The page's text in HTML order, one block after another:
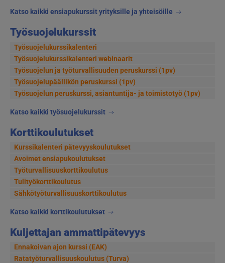
Katso kaikki ensiapukurssit yrityksille ja yhteisöille
Työsuojelukurssit
Työsuojelukurssikalenteri
Työsuojelukurssikalenteri webinaarit
Työsuojelun ja työturvallisuuden peruskurssi (1pv)
Työsuojelupäällikön peruskurssi (1pv)
Työsuojelun peruskurssi, asiantuntija- ja toimistotyö (1pv)
Katso kaikki työsuojelukurssit
Korttikoulutukset
Kurssikalenteri pätevyyskoulutukset
Avoimet ensiapukoulutukset
Työturvallisuuskorttikoulutus
Tulityökorttikoulutus
Sähkötyöturvallisuuskorttikoulutus
Katso kaikki korttikoulutukset
Kuljettajan ammattipätevyys
Ennakoivan ajon kurssi (EAK)
Ratatyöturvallisuuskoulutus (Turva)